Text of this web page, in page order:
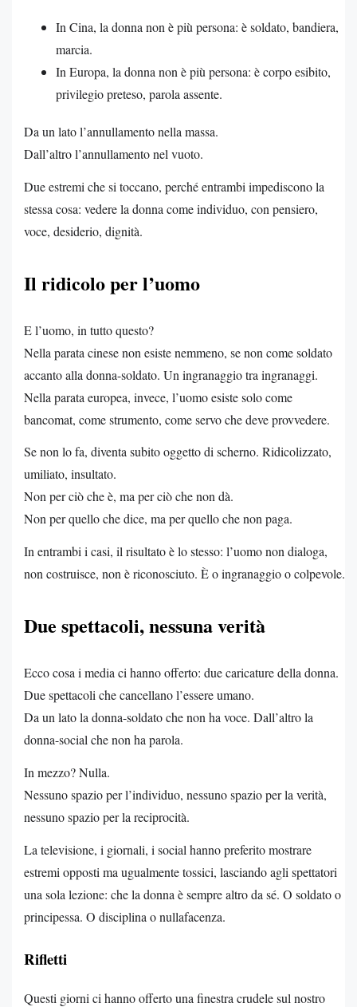
In Cina, la donna non è più persona: è soldato, bandiera,
marcia.
In Europa, la donna non è più persona: è corpo esibito,
privilegio preteso, parola assente.
Da un lato l’annullamento nella massa.
Dall’altro l’annullamento nel vuoto.
Due estremi che si toccano, perché entrambi impediscono la
stessa cosa: vedere la donna come individuo, con pensiero,
voce, desiderio, dignità.
Il ridicolo per l’uomo
E l’uomo, in tutto questo?
Nella parata cinese non esiste nemmeno, se non come soldato
accanto alla donna-soldato. Un ingranaggio tra ingranaggi.
Nella parata europea, invece, l’uomo esiste solo come
bancomat, come strumento, come servo che deve provvedere.
Se non lo fa, diventa subito oggetto di scherno. Ridicolizzato,
umiliato, insultato.
Non per ciò che è, ma per ciò che non dà.
Non per quello che dice, ma per quello che non paga.
In entrambi i casi, il risultato è lo stesso: l’uomo non dialoga,
non costruisce, non è riconosciuto. È o ingranaggio o colpevole.
Due spettacoli, nessuna verità
Ecco cosa i media ci hanno offerto: due caricature della donna.
Due spettacoli che cancellano l’essere umano.
Da un lato la donna-soldato che non ha voce. Dall’altro la
donna-social che non ha parola.
In mezzo? Nulla.
Nessuno spazio per l’individuo, nessuno spazio per la verità,
nessuno spazio per la reciprocità.
La televisione, i giornali, i social hanno preferito mostrare
estremi opposti ma ugualmente tossici, lasciando agli spettatori
una sola lezione: che la donna è sempre altro da sé. O soldato o
principessa. O disciplina o nullafacenza.
Rifletti
Questi giorni ci hanno offerto una finestra crudele sul nostro